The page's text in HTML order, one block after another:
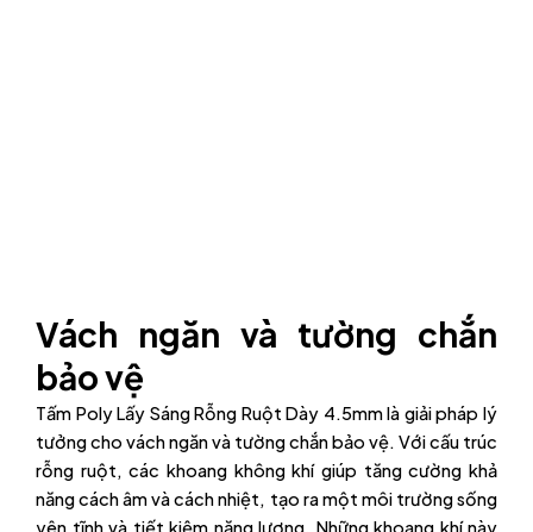
Vách ngăn và tường chắn
bảo vệ
Tấm Poly Lấy Sáng Rỗng Ruột Dày 4.5mm là giải pháp lý
tưởng cho vách ngăn và tường chắn bảo vệ. Với cấu trúc
rỗng ruột, các khoang không khí giúp tăng cường khả
năng cách âm và cách nhiệt, tạo ra một môi trường sống
yên tĩnh và tiết kiệm năng lượng. Những khoang khí này